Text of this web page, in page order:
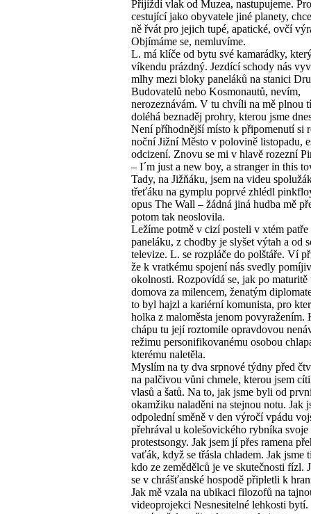
Přijíždí vlak od Muzea, nastupujeme.
cestující jako obyvatele jiné planety,
ně řvát pro jejich tupé, apatické, ovčí
Objímáme se, nemluvíme.
L. má klíče od bytu své kamarádky,
víkendu prázdný. Jezdící schody nás
mlhy mezi bloky paneláků na stanici
Budovatelů nebo Kosmonautů, nevím,
nerozeznávám. V tu chvíli na mě plnou
doléhá beznaděj prohry, kterou jsme
Není příhodnější místo k připomenutí si
noční Jižní Město v polovině listopadu,
odcizení. Znovu se mi v hlavě rozezní
– I´m just a new boy, a stranger in this
Tady, na Jižňáku, jsem na videu
třeťáku na gymplu poprvé zhlédl
opus The Wall – žádná jiná hudba mě
potom tak neoslovila.
Ležíme potmě v cizí posteli v xtém patře
paneláku, z chodby je slyšet výtah a od
televize. L. se rozpláče do polštáře. Ví
že k vratkému spojení nás svedly
okolnosti. Rozpovídá se, jak po maturitě
domova za milencem, ženatým
to byl hajzl a kariérní komunista, pro
holka z maloměsta jenom povyražením.
chápu tu její roztomile opravdovou
režimu personifikovanému osobou
kterému naletěla.
Myslím na ty dva srpnové týdny před
na palčivou vůni chmele, kterou jsem
vlasů a šatů. Na to, jak jsme byli od
okamžiku naladěni na stejnou notu. Jak
odpolední směně v den výročí vpádu
přehrával u kolešovického rybníka svoje
protestsongy. Jak jsem jí přes ramena
vaťák, když se třásla chladem. Jak jsme
kdo ze zemědělců je ve skutečnosti fízl.
se v chrášťanské hospodě připletli k
Jak mě vzala na ubikaci filozofů na
videoprojekci Nesnesitelné lehkosti bytí.